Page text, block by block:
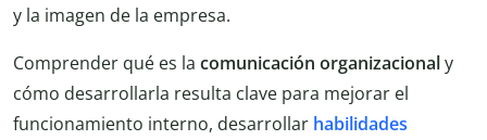
y la imagen de la empresa.
Comprender qué es la comunicación organizacionaly
cómo desarrollarla resulta clave para mejorar el
funcionamiento interno, desarrollar habilidades